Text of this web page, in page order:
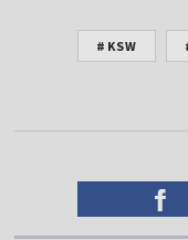
#KSW